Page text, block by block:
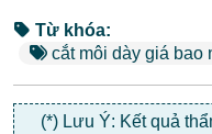
Từ khóa:
cắt môi dày giá bao
(*) Lưu Ý: Kết quả